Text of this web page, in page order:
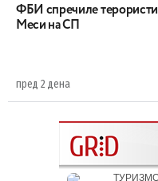
ФБИ спречиле
Меси на СП
пред 2 дена